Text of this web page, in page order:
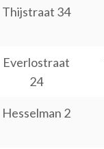
Thijstraat 34
Everlostraat
24
Hesselman 2